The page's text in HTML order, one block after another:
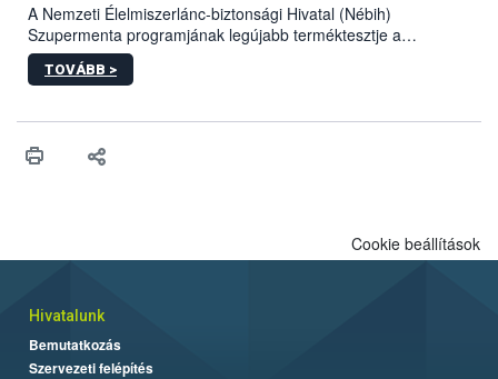
A Nemzeti Élelmiszerlánc-biztonsági Hivatal (Nébih)
Szupermenta programjának legújabb terméktesztje a
körömvirág-vetőmagokra fókuszált. A hatósági vizsgálatokon a
szakemberek 16 kereskedelmi forgalomban kapható terméket
meg a jogszabályi előírásoknak, egy további termék pedig a
felügyelők mind a négy esetben eljárást indítottak és elrendelték
folytatódik a növények fejlődésének nyomonkövetésével.
TOVÁBB >
Cookie beállítások
Hivatalunk
Bemutatkozás
Szervezeti felépítés